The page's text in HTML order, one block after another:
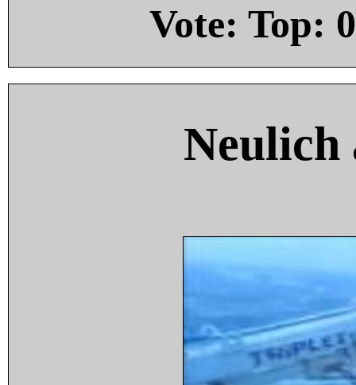
Vote: Top: 0
Neulich